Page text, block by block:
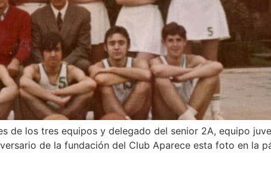
de los tres equipos y delegado del senior 2A, equipo
de la fundación del Club Aparece esta foto en la